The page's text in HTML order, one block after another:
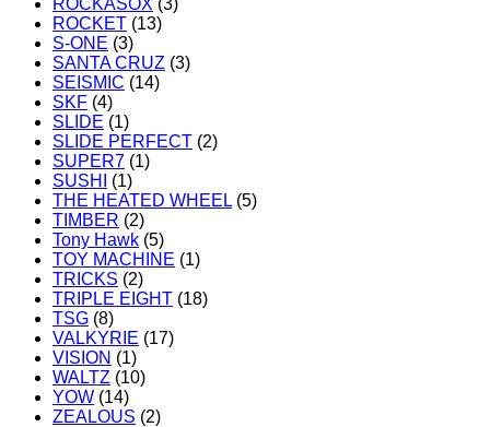
ROCKASOX (3)
ROCKET (13)
S-ONE (3)
SANTA CRUZ (3)
SEISMIC (14)
SKF (4)
SLIDE (1)
SLIDE PERFECT (2)
SUPER7 (1)
SUSHI
(1)
THE HEATED WHEEL (5)
TIMBER (2)
Tony Hawk (5)
TOY MACHINE (1)
TRICKS (2)
TRIPLE EIGHT (18)
TSG (8)
VALKYRIE (17)
VISION (1)
WALTZ (10)
YOW (14)
ZEALOUS (2)